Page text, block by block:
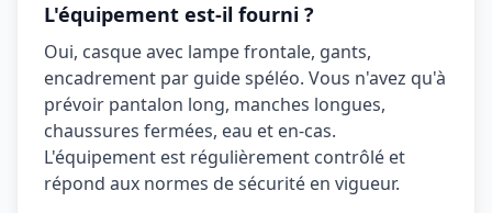
L'équipement est-il fourni ?
Oui, casque avec lampe frontale, gants,
encadrement par guide spéléo. Vous n'avez qu'à
prévoir pantalon long, manches longues,
chaussures fermées, eau et en-cas.
L'équipement est régulièrement contrôlé et
répond aux normes de sécurité en vigueur.